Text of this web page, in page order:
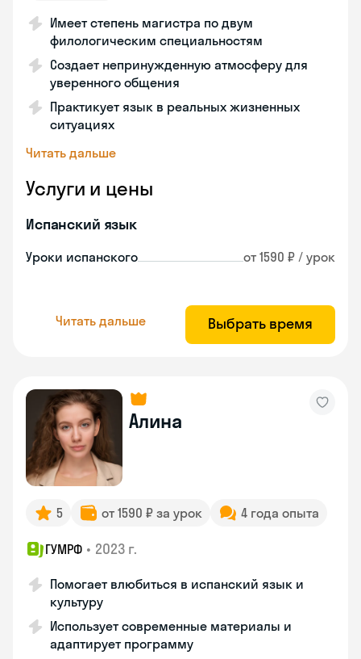
Имеет степень магистра по двум
филологическим специальностям
Создает непринужденную атмосферу для
уверенного общения
Практикует язык в реальных жизненных
ситуациях
Читать дальше
Услуги и цены
Испанский язык
Уроки испанского от 1590 ₽ / урок
Читать дальше Выбрать время
Алина
5 от 1590 ₽ за урок 4 года опыта
ГУМРФ • 2023 г.
Помогает влюбиться в испанский язык и
культуру
Использует современные материалы и
адаптирует программу